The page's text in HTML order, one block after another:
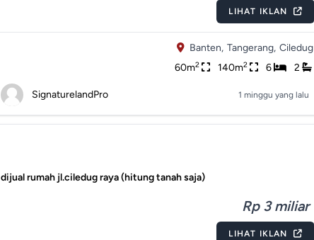
LIHAT IKLAN
Banten, Tangerang, Ciledug
60m2 140m2 6 2
SignaturelandPro 1 minggu yang lalu
dijual rumah jl.ciledug raya (hitung tanah saja)
Rp 3 miliar
LIHAT IKLAN